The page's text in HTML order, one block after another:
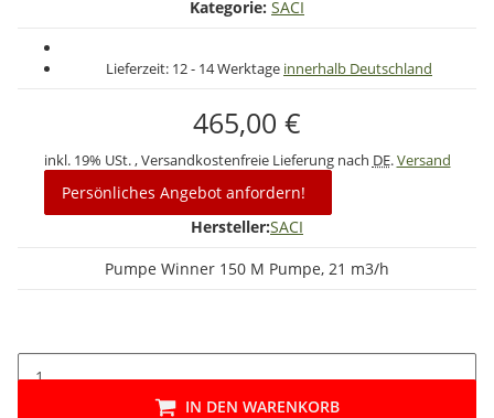
Kategorie: SACI
Lieferzeit: 12 - 14 Werktage innerhalb Deutschland
465,00 €
inkl. 19% USt. , Versandkostenfreie Lieferung nach DE.Versand
Persönliches Angebot anfordern!
Hersteller:SACI
Pumpe Winner 150 M Pumpe, 21 m3/h
IN DEN WARENKORB